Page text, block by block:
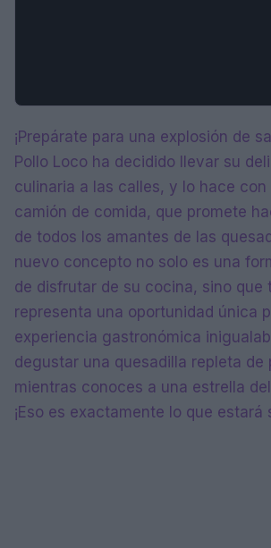
¡Prepárate para una explosión de
Pollo Loco ha decidido llevar su
culinaria a las calles, y lo hace con
camión de comida, que promete
de todos los amantes de las
nuevo concepto no solo es una
de disfrutar de su cocina, sino que
representa una oportunidad única
experiencia gastronómica
degustar una quesadilla repleta de
mientras conoces a una estrella
¡Eso es exactamente lo que